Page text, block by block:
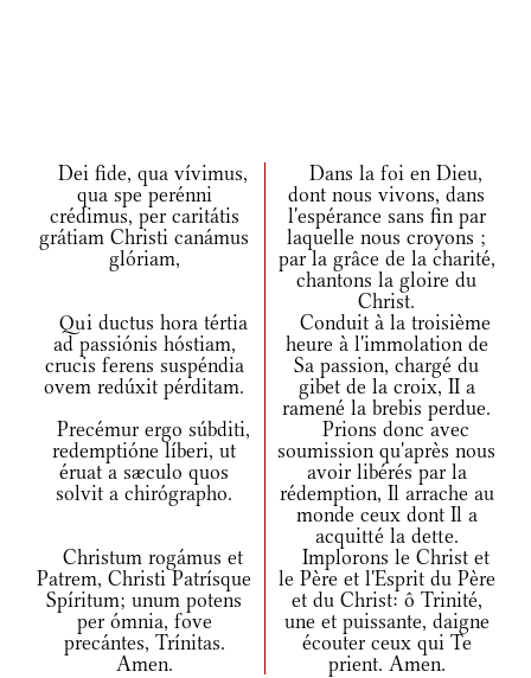
Dei fide, qua vívimus,
qua spe perénni
crédimus, per caritátis
grátiam Christi canámus
glóriam,
Dans la foi en Dieu,
dont nous vivons, dans
l'espérance sans fin par
laquelle nous croyons ;
par la grâce de la charité,
chantons la gloire du
Christ.
Qui ductus hora tértia
ad passiónis hóstiam,
crucis ferens suspéndia
ovem redúxit pérditam.
Conduit à la troisième
heure à l'immolation de
Sa passion, chargé du
gibet de la croix, II a
ramené la brebis perdue.
Precémur ergo súbditi,
redemptióne líberi, ut
éruat a sæculo quos
solvit a chirógrapho.
Prions donc avec
soumission qu'après nous
avoir libérés par la
rédemption, Il arrache au
monde ceux dont Il a
acquitté la dette.
Christum rogámus et
Patrem, Christi Patrísque
Spíritum; unum potens
per ómnia, fove
precántes, Trínitas.
Amen.
Implorons le Christ et
le Père et l'Esprit du Père
et du Christ: ô Trinité,
une et puissante, daigne
écouter ceux qui Te
prient. Amen.